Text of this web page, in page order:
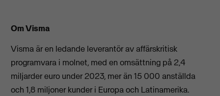
Om Visma
Visma är en ledande leverantör av affärskritisk
programvara i molnet, med en omsättning på 2,4
miljarder euro under 2023, mer än 15 000 anställda
och 1,8 miljoner kunder i Europa och Latinamerika.